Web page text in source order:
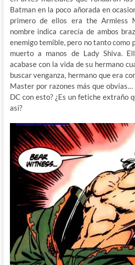
Batman en la poco añorada en
primero de ellos era the Armless
nombre indica carecía de ambos
enemigo temible, pero no tanto como
muerto a manos de Lady Shiva.
acabase con la vida de su hermano
buscar venganza, hermano que era
Master por razones más que obvias…
DC con esto? ¿Es un fetiche extraño
así?